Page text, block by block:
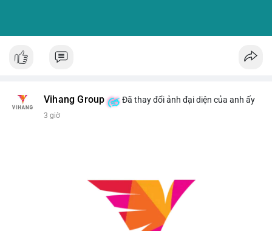
Vihang Group Đã thay đổi ảnh đại diện của anh ấy
3 giờ